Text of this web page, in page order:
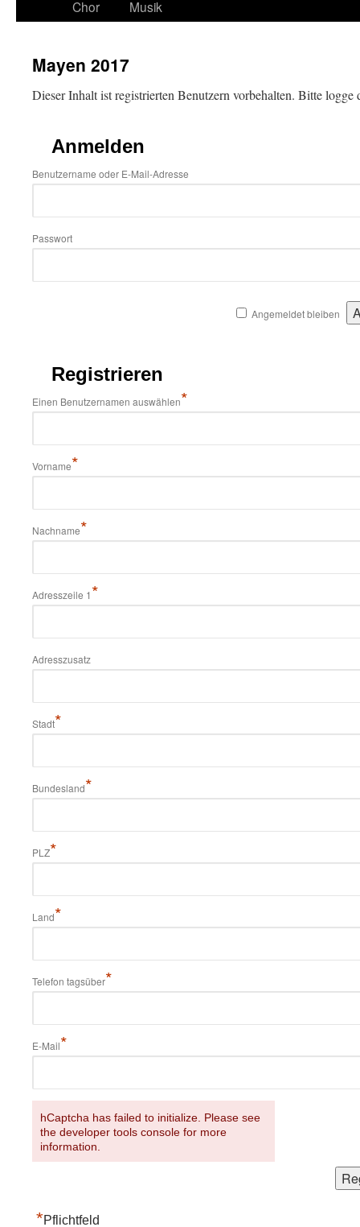
Chor
Musik
Mayen 2017
Dieser Inhalt ist registrierten Benutzern vorbehalten. Bitte
Anmelden
Benutzername oder E-Mail-Adresse
Passwort
Angemeldet bleiben
Registrieren
Einen Benutzernamen auswählen*
Vorname*
Nachname*
Adresszeile 1 *
Adresszusatz
Stadt*
Bundesland*
PLZ*
Land*
Telefon tagsüber*
E-Mail*
hCaptcha has failed to initialize. Please see
the developer tools console for more
information.
*Pflichtfeld